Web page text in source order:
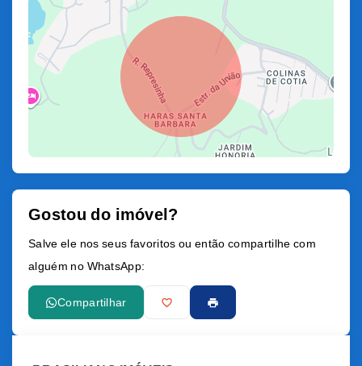
Gostou do imóvel?
Salve ele nos seus favoritos ou então compartilhe com
alguém no WhatsApp:
Compartilhar